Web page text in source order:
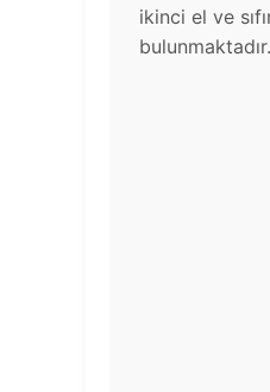
ikinci el ve